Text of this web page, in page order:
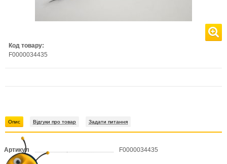
Код товару:
F0000034435
Опис Відгуки про товар Задати питання
Артикул F0000034435